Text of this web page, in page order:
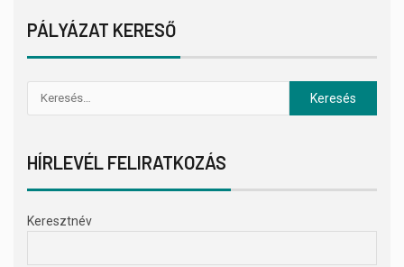
PÁLYÁZAT KERESŐ
HÍRLEVÉL FELIRATKOZÁS
Keresztnév